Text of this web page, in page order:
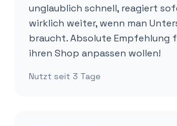
unglaublich schnell, reagiert
wirklich weiter, wenn man
braucht. Absolute Empfehlung
ihren Shop anpassen wollen!
Nutzt seit 3 Tage